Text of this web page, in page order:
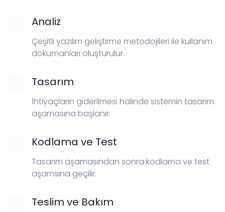
Analiz
Çeşitli yazılım geliştirme metodojileri ile kullanım
dökümanları oluşturulur.
Tasarım
İhtiyaçların giderilmesi halinde sistemin tasarım
aşamasına başlanır.
Kodlama ve Test
Tasarım aşamasından sonra kodlama ve test
aşamsına geçilir.
Teslim ve Bakım